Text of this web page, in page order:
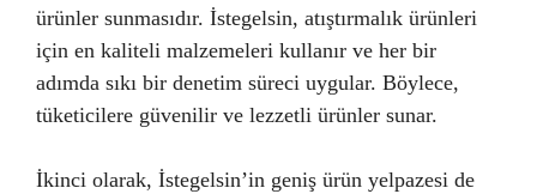
ürünler sunmasıdır. İstegelsin, atıştırmalık ürünleri
için en kaliteli malzemeleri kullanır ve her bir
adımda sıkı bir denetim süreci uygular. Böylece,
tüketicilere güvenilir ve lezzetli ürünler sunar.
İkinci olarak, İstegelsin’in geniş ürün yelpazesi de